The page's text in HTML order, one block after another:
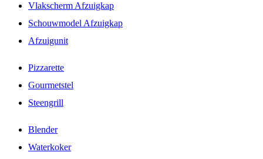
Vlakscherm Afzuigkap
Schouwmodel Afzuigkap
Afzuigunit
Pizzarette
Gourmetstel
Steengrill
Blender
Waterkoker